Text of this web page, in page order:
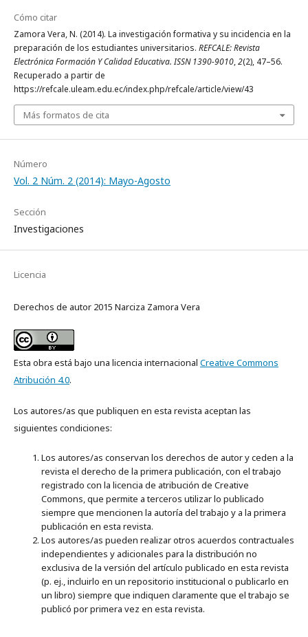
Cómo citar
Zamora Vera, N. (2014). La investigación formativa y su incidencia en la
preparación de los estudiantes universitarios. REFCALE: Revista
Electrónica Formación Y Calidad Educativa. ISSN 1390-9010,2(2), 47–56.
Recuperado a partir de
https://refcale.uleam.edu.ec/index.php/refcale/article/view/43
Más formatos de cita
Número
Vol. 2 Núm. 2 (2014): Mayo-Agosto
Sección
Investigaciones
Licencia
Derechos de autor 2015 Narciza Zamora Vera
Esta obra está bajo una licencia internacional Creative Commons
Atribución 4.0.
Los autores/as que publiquen en esta revista aceptan las
siguientes condiciones:
Los autores/as conservan los derechos de autor y ceden a la
revista el derecho de la primera publicación, con el trabajo
registrado con la licencia de atribución de Creative
Commons, que permite a terceros utilizar lo publicado
siempre que mencionen la autoría del trabajo y a la primera
publicación en esta revista.
Los autores/as pueden realizar otros acuerdos contractuales
independientes y adicionales para la distribución no
exclusiva de la versión del artículo publicado en esta revista
(p. ej., incluirlo en un repositorio institucional o publicarlo en
un libro) siempre que indiquen claramente que el trabajo se
publicó por primera vez en esta revista.